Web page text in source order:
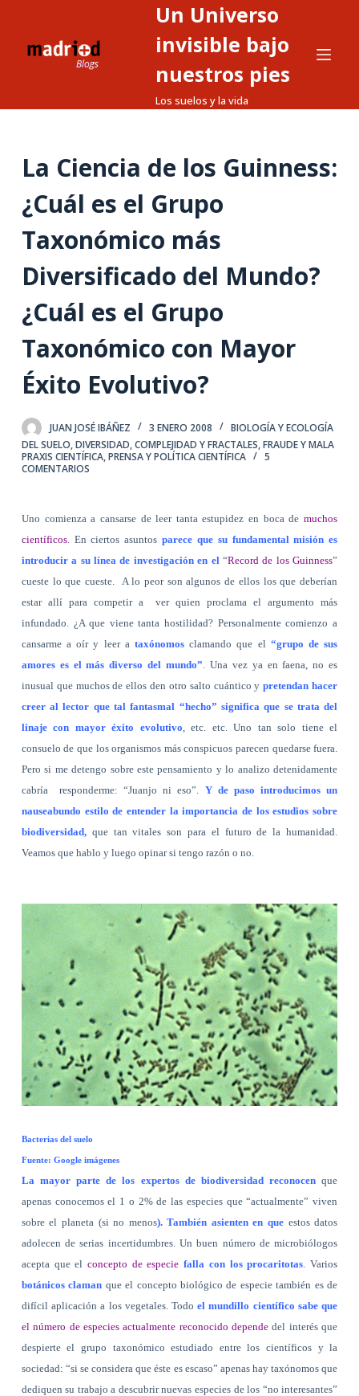
o
n
Un Universo
invisible bajo
nuestros pies
Los suelos y la vida
La Ciencia de los Guinness:
¿Cuál es el Grupo
Taxonómico más
Diversificado del Mundo?
¿Cuál es el Grupo
Taxonómico con Mayor
Éxito Evolutivo?
JUAN JOSÉ IBÁÑEZ 3 ENERO 2008
BIOLOGÍA Y ECOLOGÍA
DEL SUELO,DIVERSIDAD, COMPLEJIDAD Y FRACTALES,FRAUDE Y MALA
PRAXIS CIENTÍFICA,PRENSA Y POLÍTICA CIENTÍFICA
5
COMENTARIOS
Uno comienza a cansarse de leer tanta estupidez en boca demuchos
científicos. En ciertos asuntosparece que su fundamental misión es
introducir a su línea de investigación en el “Record de losGuinness”
cueste lo que cueste.
A lo peor son algunos de ellos los que deberían
estar allí para competir a
ver quien proclama el argumento más
infundado. ¿A que viene tanta hostilidad? Personalmente comienzo a
cansarme a oír y leer a taxónomos clamando que el “grupo de sus
amores es el más diverso del mundo” . Una vez ya en faena, no es
inusual que muchos de ellos den otro salto cuántico ypretendan hacer
creer al lector que tal fantasmal “hecho” significa que se trata del
linaje con mayor éxito evolutivo , etc. etc. Uno tan solo tiene el
consuelo de que los organismos más conspicuos parecen quedarse fuera.
Pero si me detengo sobre este pensamiento y lo analizo detenidamente
cabría
responderme: “Juanjo ni eso”.
Y de paso introducimos un
nauseabundo estilo de entender la importancia de los estudios sobre
biodiversidad,que tan vitales son para el futuro de la humanidad.
Veamos que hablo y luego opinar si tengo razón o no.
Bacterias del suelo
Fuente: Google imágenes
La mayor parte de los expertos de biodiversidad reconocenque
apenas conocemos el 1 o 2% de las especies que “actualmente” viven
sobre el planeta (si no menos). También asienten en que estos datos
adolecen de serias incertidumbres. Un buen número de microbiólogos
acepta que elconcepto de especie falla con los procaritotas . Varios
botánicos claman que el concepto biológico de especie también es de
difícil aplicación a los vegetales. Todoel mundillo científico sabe que
el número de especies actualmente reconocido depende del interés que
despierte el grupo taxonómico estudiado entre los científicos y la
sociedad: “si se considera que éste es escaso” apenas hay taxónomos que
dediquen su trabajo a descubrir nuevas especies de los “no interesantes”